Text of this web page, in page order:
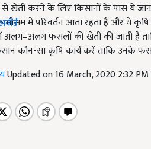
खेती करने के लिए किसानों के पास ये
मौसम में परिवर्तन आता रहता है और ये
फसलों की खेती की जाती है
कौन-सा कृषि कार्य करें ताकि उनके
Updated on 16 March, 2020 2:32 PM